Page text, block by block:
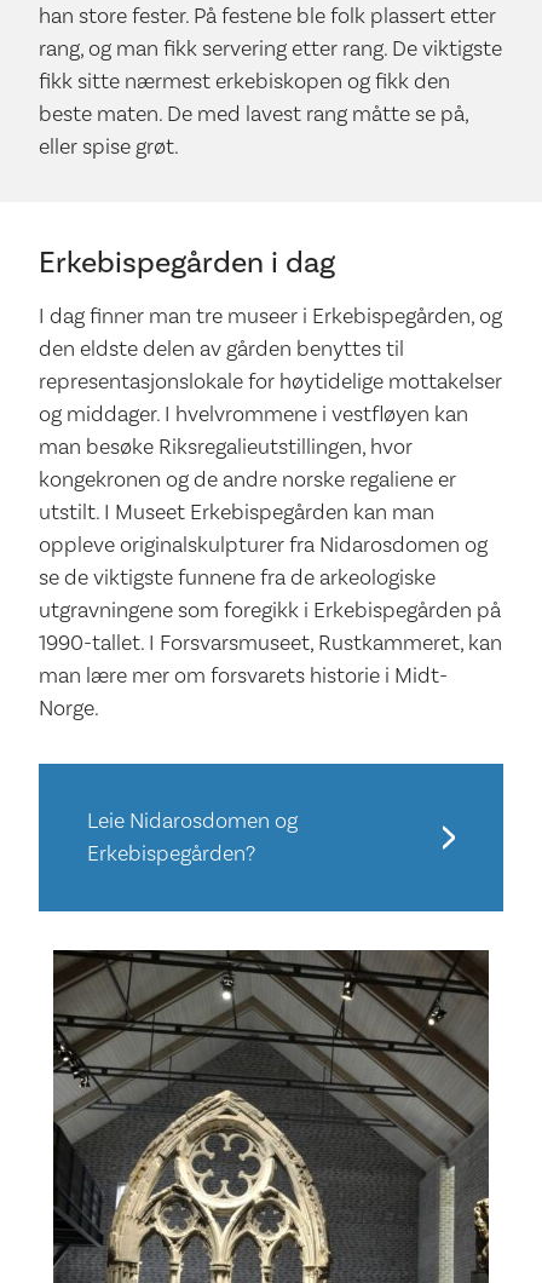
han store fester. På festene ble folk plassert etter
rang, og man fikk servering etter rang. De viktigste
fikk sitte nærmest erkebiskopen og fikk den
beste maten. De med lavest rang måtte se på,
eller spise grøt.
Erkebispegården i dag
I dag finner man tre museer i Erkebispegården, og
den eldste delen av gården benyttes til
representasjonslokale for høytidelige mottakelser
og middager. I hvelvrommene i vestfløyen kan
man besøke Riksregalieutstillingen, hvor
kongekronen og de andre norske regaliene er
utstilt. I Museet Erkebispegården kan man
oppleve originalskulpturer fra Nidarosdomen og
se de viktigste funnene fra de arkeologiske
utgravningene som foregikk i Erkebispegården på
1990-tallet. I Forsvarsmuseet, Rustkammeret, kan
man lære mer om forsvarets historie i Midt-
Norge.
Leie Nidarosdomen og
Erkebispegården?